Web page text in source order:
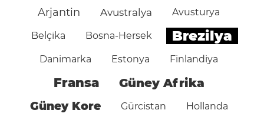
Arjantin Avustralya Avusturya
Belçika Bosna-Hersek Brezilya
Danimarka Estonya Finlandiya
Fransa Güney Afrika
Güney Kore Gürcistan Hollanda